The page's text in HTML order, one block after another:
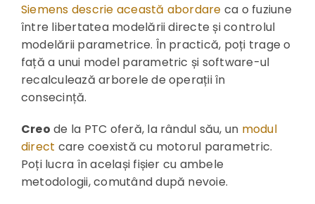
Siemens descrie această abordare ca o fuziune
între libertatea modelării directe și controlul
modelării parametrice. În practică, poți trage o
față a unui model parametric și software-ul
recalculează arborele de operații în
consecință.
Creo de la PTC oferă, la rândul său, un modul
direct care coexistă cu motorul parametric.
Poți lucra în același fișier cu ambele
metodologii, comutând după nevoie.